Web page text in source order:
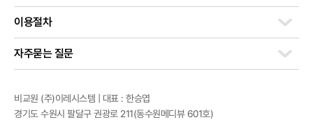
이용절차
자주묻는 질문
비교원 (주)이레시스템 | 대표 : 한승엽
경기도 수원시 팔달구 권광로 211(동수원메디뷰 601호)